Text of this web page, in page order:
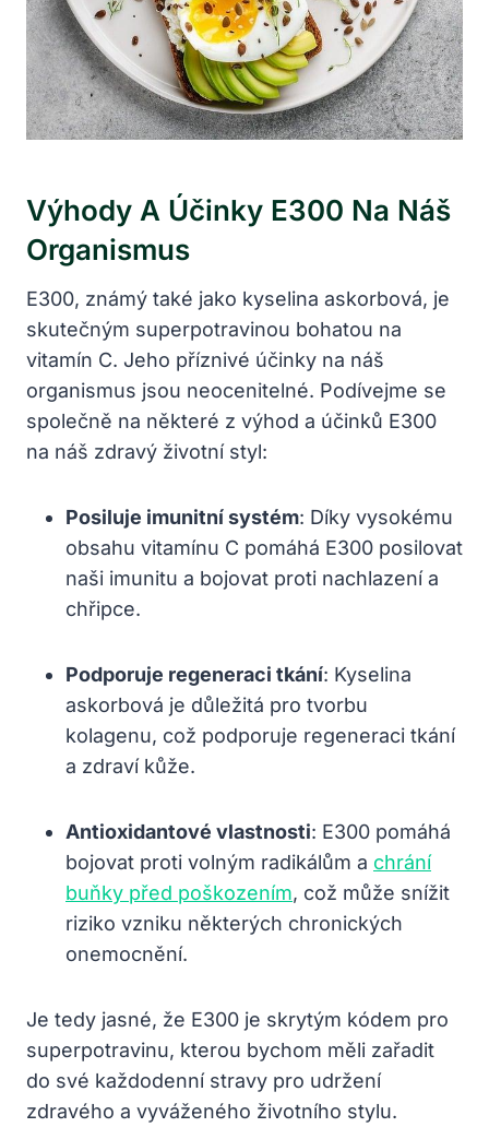
Výhody A Účinky E300 Na Náš
Organismus
E300, známý také jako kyselina askorbová, je
skutečným superpotravinou bohatou na
vitamín C. Jeho příznivé účinky na náš
organismus jsou neocenitelné. Podívejme se
společně na některé z výhod a účinků E300
na náš zdravý životní styl:
Posiluje imunitní systém: Díky vysokému
obsahu vitamínu C pomáhá E300 posilovat
naši imunitu a bojovat proti nachlazení a
chřipce.
Podporuje regeneraci tkání: Kyselina
askorbová je důležitá pro tvorbu
kolagenu, což podporuje regeneraci tkání
a zdraví kůže.
Antioxidantové vlastnosti: E300 pomáhá
bojovat proti volným radikálům a chrání
buňky před poškozením, což může snížit
riziko vzniku některých chronických
onemocnění.
Je tedy jasné, že E300 je skrytým kódem pro
superpotravinu, kterou bychom měli zařadit
do své každodenní stravy pro udržení
zdravého a vyváženého životního stylu.